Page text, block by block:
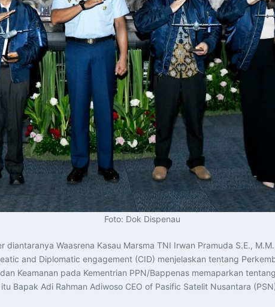
Foto: Dok Dispenau
Waasrena Kasau Marsma TNI Irwan Pramuda S.E.,
and Diplomatic engagement (CID) menjelaskan tentang
Keamanan pada Kementrian PPN/Bappenas memaparkan
Bapak Adi Rahman Adiwoso CEO of Pasific Satelit Nusantara